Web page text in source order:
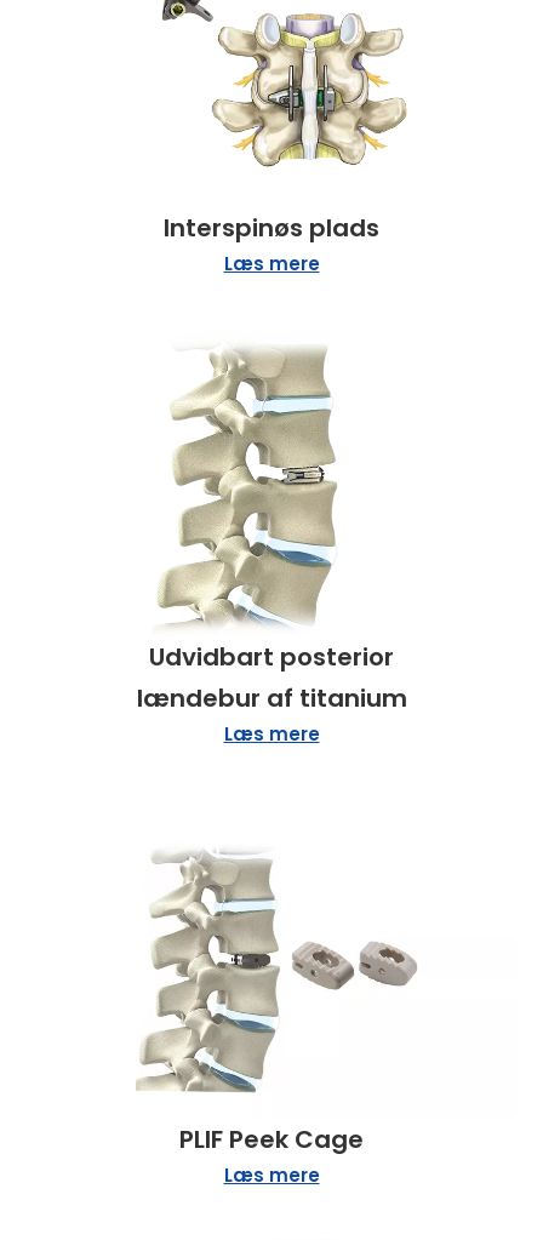
Interspinøs plads
Læs mere
Udvidbart posterior
lændebur af titanium
Læs mere
PLIF Peek Cage
Læs mere